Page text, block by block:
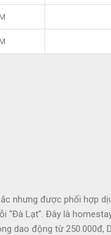
nhưng được phối hợp
Lạt”. Đây là
dao động từ 250.000đ,